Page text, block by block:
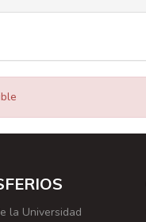
la Universidad